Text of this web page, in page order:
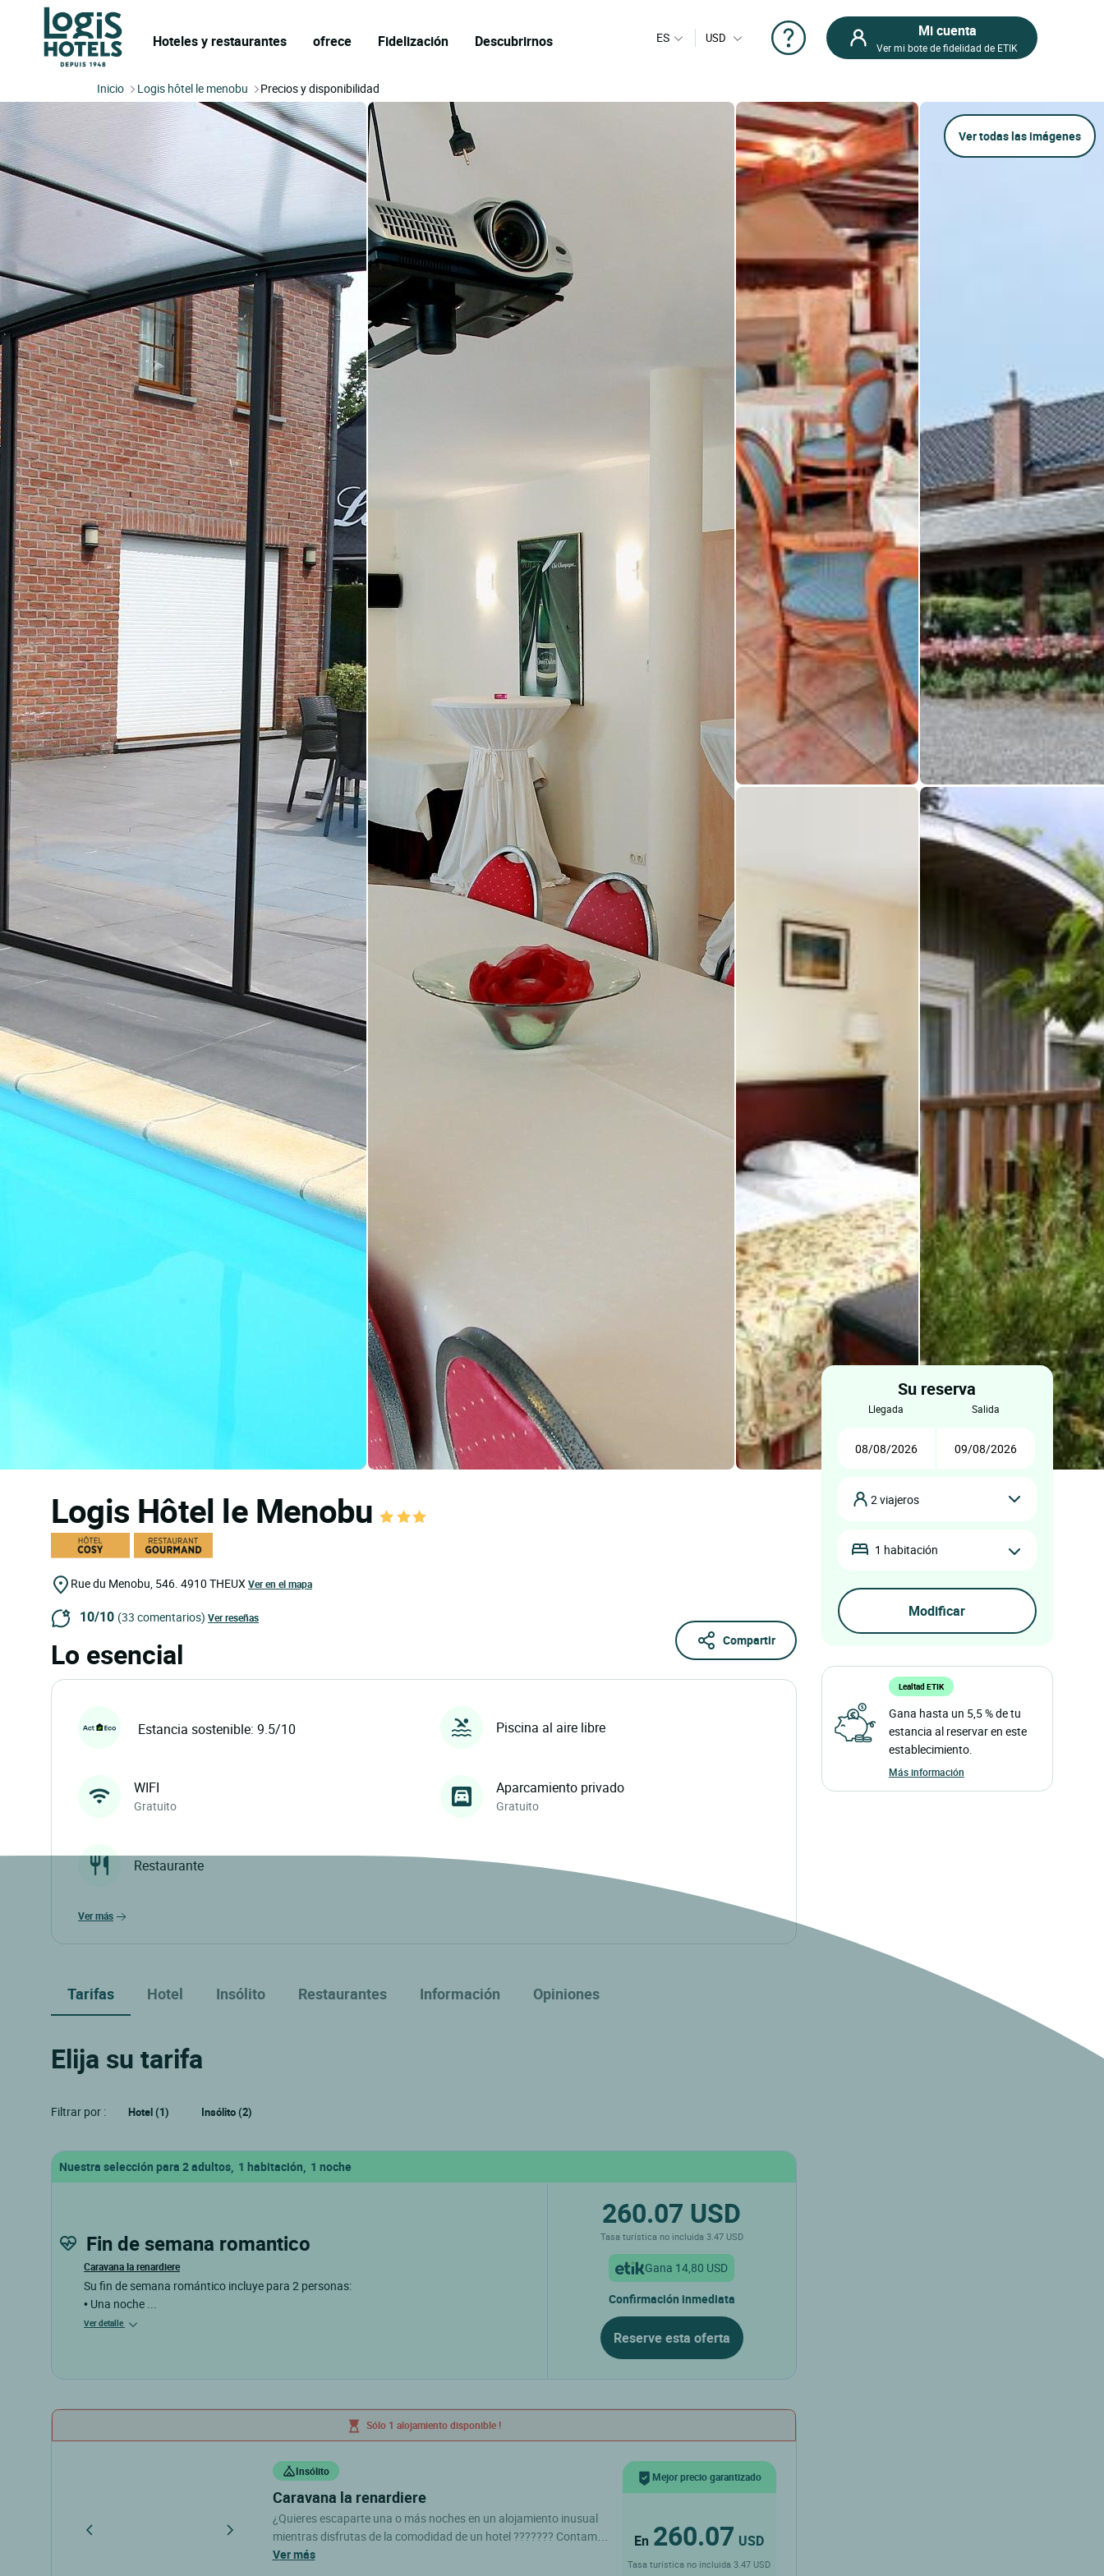
Hoteles y restaurantes ofrece Fidelización Descubrirnos ES USD Mi cuenta
Ver mi bote de fidelidad de ETIK
Inicio Logis hôtel le menobu Precios y disponibilidad
Ver todas las imágenes
Logis Hôtel le Menobu
Rue du Menobu, 546. 4910 THEUX Ver en el mapa
10/10 (33 comentarios) Ver reseñas
Compartir
Lo esencial
Estancia sostenible: 9.5/10 Piscina al aire libre
WIFI
Gratuito
Aparcamiento privado
Gratuito
Restaurante
ver más
Tarifas Hotel Insólito Restaurantes Información Opiniones
Elija su tarifa
Filtrar por : Hotel (1) Insólito (2)
Nuestra selección para 2 adultos, 1 habitación, 1 noche
fin de semana romantico
Caravana la renardiere
Su fin de semana romántico incluye para 2 personas:
• Una noche ...
Ver detalle
260.07 USD
Tasa turística no incluida 3.47 USD
Gana 14,80 USD
Confirmación inmediata
Reserve esta oferta
Sólo 1 alojamiento disponible !
Insólito
caravana la renardiere
¿Quieres escaparte una o más noches en un alojamiento inusual
mientras disfrutas de la comodidad de un hotel ??????? Contamos
con dos nuevas habitaciones inusuales con aire acondicionado,
ver más
Mejor precio garantizado
En 260.07 USD
Tasa turística no incluida 3.47 USD
Su reserva
llegada salida
2 viajeros
1 habitación
Lealtad ETIK
Gana hasta un 5,5 % de tu
estancia al reservar en este
establecimiento.
Más información